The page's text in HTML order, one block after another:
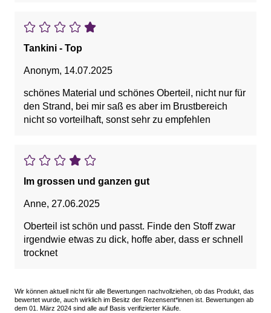
Tankini - Top
Anonym, 14.07.2025
schönes Material und schönes Oberteil, nicht nur für
den Strand, bei mir saß es aber im Brustbereich
nicht so vorteilhaft, sonst sehr zu empfehlen
Im grossen und ganzen gut
Anne, 27.06.2025
Oberteil ist schön und passt. Finde den Stoff zwar
irgendwie etwas zu dick, hoffe aber, dass er schnell
trocknet
Wir können aktuell nicht für alle Bewertungen nachvollziehen, ob das Produkt, das
bewertet wurde, auch wirklich im Besitz der Rezensent*innen ist. Bewertungen ab
dem 01. März 2024 sind alle auf Basis verifizierter Käufe.